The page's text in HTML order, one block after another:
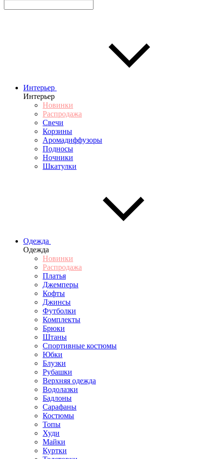
Интерьер
Интерьер
Новинки
Распродажа
Свечи
Корзины
Аромадиффузоры
Подносы
Ночники
Шкатулки
Одежда
Одежда
Новинки
Распродажа
Платья
Джемперы
Кофты
Джинсы
Футболки
Комплекты
Брюки
Штаны
Спортивные костюмы
Юбки
Блузки
Рубашки
Верхняя одежда
Водолазки
Бадлоны
Сарафаны
Костюмы
Топы
Худи
Майки
Куртки